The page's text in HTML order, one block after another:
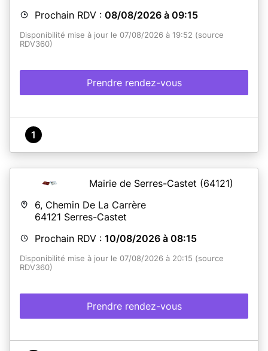
Prochain RDV : 08/08/2026 à 09:15
Disponibilité mise à jour le 07/08/2026 à 19:52 (source
RDV360)
Prendre rendez-vous
1
Mairie de Serres-Castet (64121)
6, Chemin De La Carrère
64121 Serres-Castet
Prochain RDV : 10/08/2026 à 08:15
Disponibilité mise à jour le 07/08/2026 à 20:15 (source
RDV360)
Prendre rendez-vous